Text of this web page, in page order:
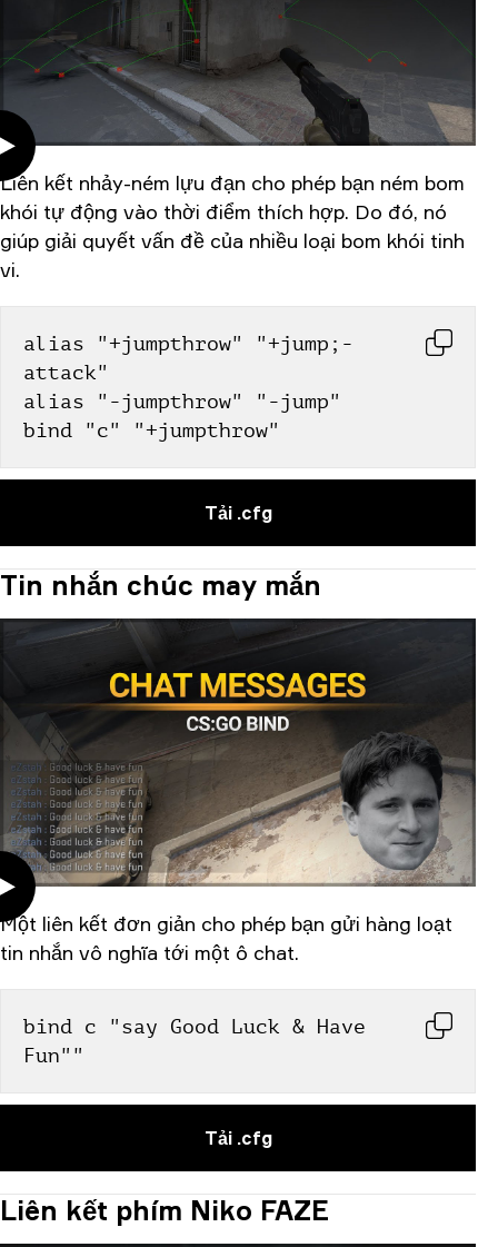
Liên kết nhảy-ném lựu đạn cho phép bạn ném bom
khói tự động vào thời điểm thích hợp. Do đó, nó
giúp giải quyết vấn đề của nhiều loại bom khói tinh
vi.
alias "+jumpthrow" "+jump;-
attack"
alias "-jumpthrow" "-jump"
bind "c" "+jumpthrow"
Tải .cfg
Tin nhắn chúc may mắn
Một liên kết đơn giản cho phép bạn gửi hàng loạt
tin nhắn vô nghĩa tới một ô chat.
bind c "say Good Luck & Have
Fun""
Tải .cfg
Liên kết phím Niko FAZE